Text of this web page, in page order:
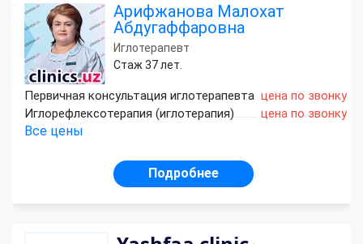
Арифжанова Малохат
Абдугаффаровна
Иглотерапевт
Стаж 37 лет.
Первичная консультация иглотерапевта цена по звонку
Иглорефлексотерапия (иглотерапия)
цена по звонку
Все цены
Подробнее